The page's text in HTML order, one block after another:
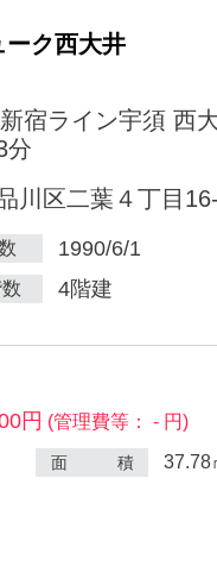
ーク西大井
宿ライン宇須 西
分
川区二葉４丁目
1990/6/1
4階建
円 (管理費等： - 円)
面 積 37.78